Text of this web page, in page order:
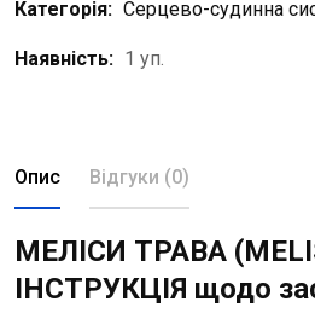
Категорія: Серцево-судинна
Наявність: 1 уп.
Опис Відгуки (0)
МЕЛІСИ ТРАВА
ІНСТРУКЦІЯ щодо